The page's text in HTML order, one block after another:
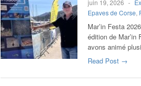
juin 19, 2026 -
Epaves de Corse,
Mar’in Festa
édition de Mar’in
avons animé
Read Post →